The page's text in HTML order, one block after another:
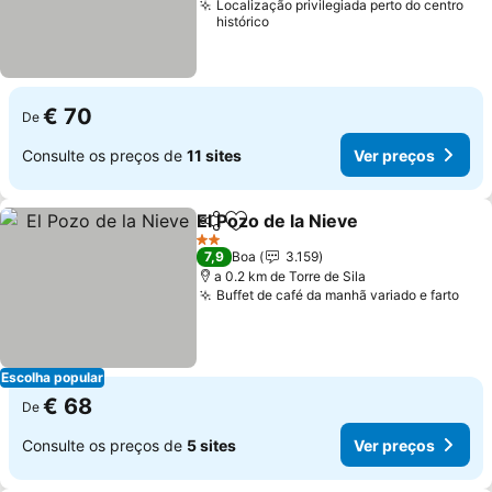
Localização privilegiada perto do centro
histórico
De € 70
Consulte os preços de 11 sites Ver preços
Escolha popular
PartilharAdicionar aos favoritos
El Pozo de la Nieve
2 Estrelas
7,9 Boa
3.159
a 0.2 km de Torre de Sila
Buffet de café da manhã variado e farto
De € 68
Consulte os preços de 5 sites Ver preços